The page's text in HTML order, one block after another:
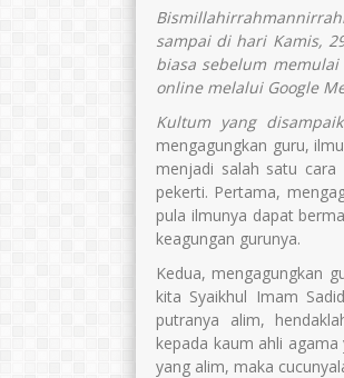
sampai di hari Kamis,
biasa sebelum memulai
online melalui Google
Kultum yang
mengagungkan guru,
menjadi salah satu cara
pekerti. Pertama,
pula ilmunya dapat
keagungan gurunya.
Kedua, mengagungkan
kita Syaikhul Imam
putranya alim,
kepada kaum ahli
yang alim, maka